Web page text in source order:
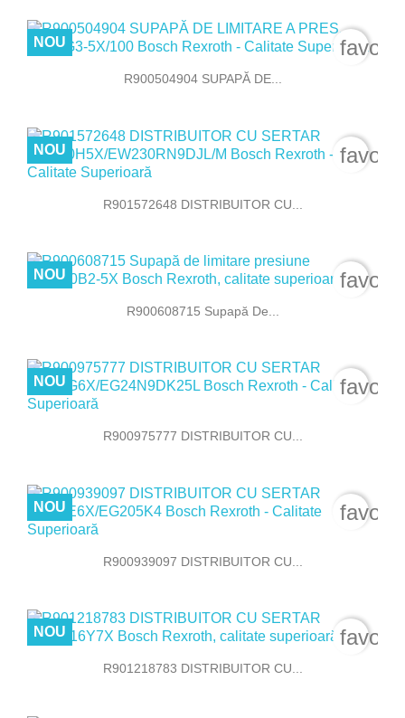
R900504904 SUPAPĂ DE...
NOU
R901572648 DISTRIBUITOR CU...
NOU
R900608715 Supapă De...
NOU
R900975777 DISTRIBUITOR CU...
NOU
R900939097 DISTRIBUITOR CU...
NOU
R901218783 DISTRIBUITOR CU...
NOU